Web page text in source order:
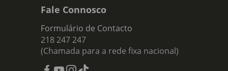
Fale Connosco
Formulário de Contacto
218 247 247
(Chamada para a rede fixa nacional)